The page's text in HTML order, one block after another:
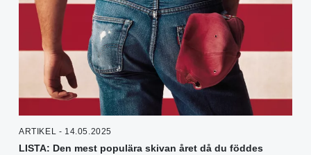
ARTIKEL - 14.05.2025
LISTA: Den mest populära skivan året då du föddes